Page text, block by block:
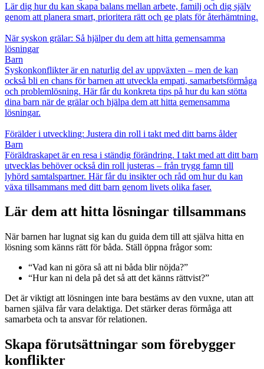
Lär dig hur du kan skapa balans mellan arbete, familj och dig själv
genom att planera smart, prioritera rätt och ge plats för återhämtning.
När syskon grälar: Så hjälper du dem att hitta gemensamma
lösningar
Barn
Syskonkonflikter är en naturlig del av uppväxten – men de kan
också bli en chans för barnen att utveckla empati, samarbetsförmåga
och problemlösning. Här får du konkreta tips på hur du kan stötta
dina barn när de grälar och hjälpa dem att hitta gemensamma
lösningar.
Förälder i utveckling: Justera din roll i takt med ditt barns ålder
Barn
Föräldraskapet är en resa i ständig förändring. I takt med att ditt barn
utvecklas behöver också din roll justeras – från trygg famn till
lyhörd samtalspartner. Här får du insikter och råd om hur du kan
växa tillsammans med ditt barn genom livets olika faser.
Lär dem att hitta lösningar tillsammans
När barnen har lugnat sig kan du guida dem till att själva hitta en
lösning som känns rätt för båda. Ställ öppna frågor som:
“Vad kan ni göra så att ni båda blir nöjda?”
“Hur kan ni dela på det så att det känns rättvist?”
Det är viktigt att lösningen inte bara bestäms av den vuxne, utan att
barnen själva får vara delaktiga. Det stärker deras förmåga att
samarbeta och ta ansvar för relationen.
Skapa förutsättningar som förebygger
konflikter